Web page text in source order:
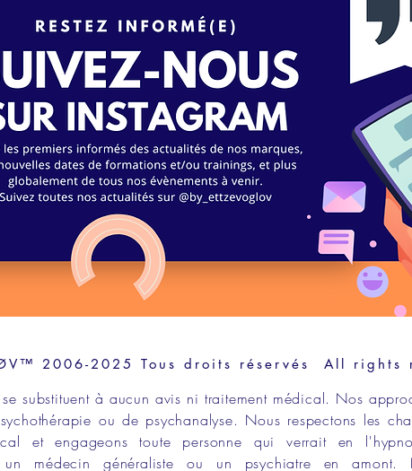
2006-2025 Tous droits réservés All rights
se substituent à aucun avis ni traitement médical. Nos
ou de psychanalyse. Nous respectons les
et engageons toute personne qui verrait en l
un médecin généraliste ou un psychiatre en amont.